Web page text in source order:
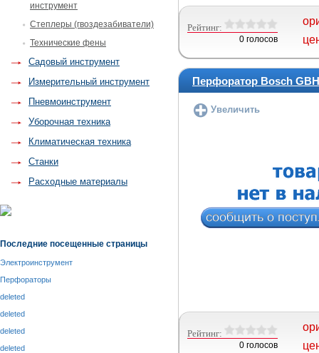
Рейтинг:
0 голосов
Перфоратор Bosch
Увеличить
Рейтинг:
0 голосов
инструмент
Степлеры (гвоздезабиватели)
Технические фены
Садовый инструмент
Измерительный инструмент
Пневмоинструмент
Уборочная техника
Климатическая техника
Станки
Расходные материалы
Последние посещенные страницы
Электроинструмент
Перфораторы
deleted
deleted
deleted
deleted